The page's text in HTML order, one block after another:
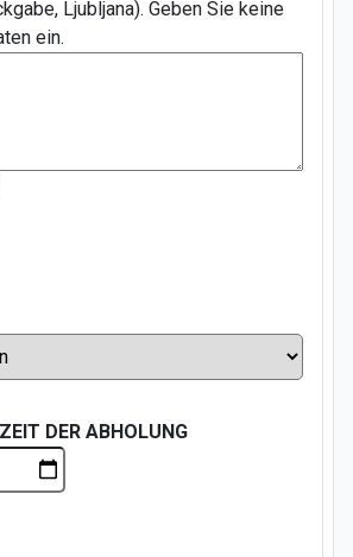
Ljubljana). Geben Sie keine
ein.
DER ABHOLUNG